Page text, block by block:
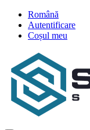
Română
Autentificare
Coșul meu